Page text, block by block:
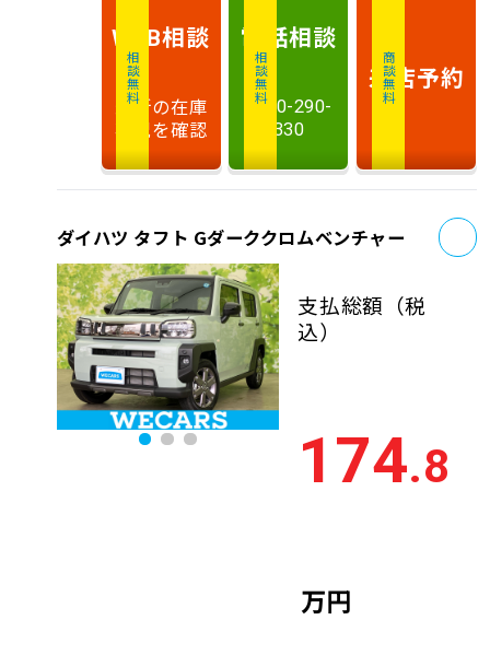
相談無料
WEB相談
最新の在庫
状況を確認
相談無料
電話相談
0120-290-
330
商談無料
来店予約
ダイハツ タフト Gダーククロムベンチャー
支払総額 （税
込）
174.8
万円